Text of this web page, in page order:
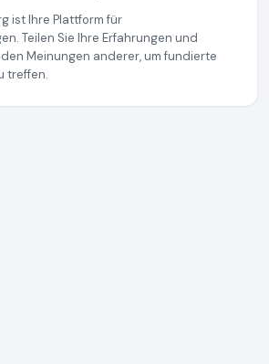
ist Ihre Plattform für
Teilen Sie Ihre Erfahrungen und
Meinungen anderer, um fundierte
treffen.